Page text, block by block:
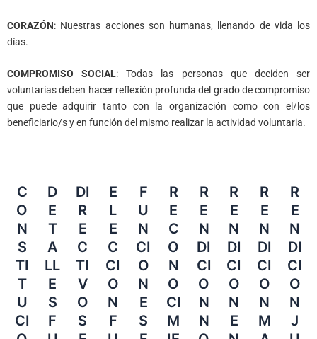
CORAZÓN: Nuestras acciones son humanas, llenando de vida los
días.
COMPROMISO SOCIAL: Todas las personas que deciden ser
voluntarias deben hacer reflexión profunda del grado de compromiso
que puede adquirir tanto con la organización como con el/los
beneficiario/s y en función del mismo realizar la actividad voluntaria.
C
O
N
S
TI
T
U
CI
D
E
T
A
LL
E
S
F
DI
R
E
C
TI
V
O
S
E
L
E
C
CI
O
N
F
F
U
N
CI
O
N
E
S
R
E
C
O
N
O
CI
M
R
E
N
DI
CI
O
N
N
R
E
N
DI
CI
O
N
E
R
E
N
DI
CI
O
N
M
R
E
N
DI
CI
O
N
J